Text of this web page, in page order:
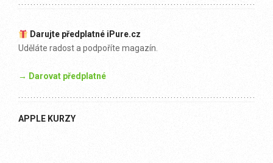
Darujte předplatné iPure.cz
Uděláte radost a podpoříte magazín.
→ Darovat předplatné
APPLE KURZY